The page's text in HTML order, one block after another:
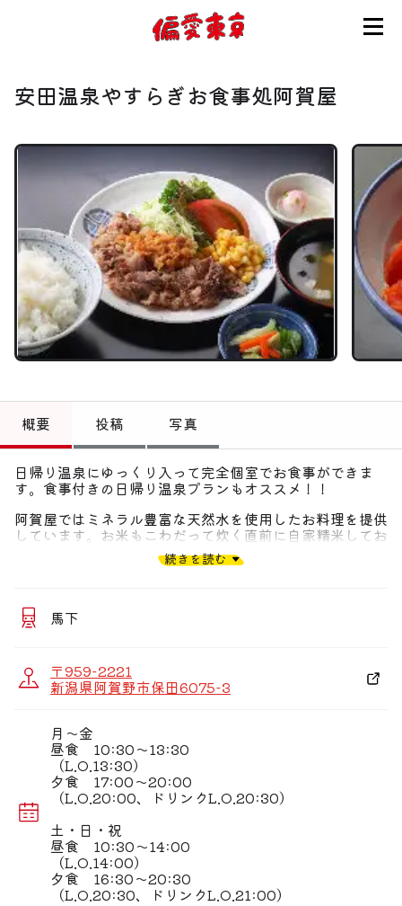
使い方
ログイン
会員登録
お知らせ
トップ
偏愛コミュニティ
投稿
偏愛記事
偏愛スポット
安田温泉やすらぎお食事処阿賀屋
概要 投稿 写真
日帰り温泉にゆっくり入って完全個室でお食事ができま
す。食事付きの日帰り温泉プランもオススメ！！
阿賀屋ではミネラル豊富な天然水を使用したお料理を提供
しています。お米もこわだって炊く直前に自家精米してお
い。
続きを読む
馬下
〒959-2221
新潟県阿賀野市保田6075-3
月〜金
昼食 10:30〜13:30
（L.O.13:30）
夕食 17:00〜20:00
（L.O.20:00、ドリンクL.O.20:30）
土・日・祝
昼食 10:30〜14:00
（L.O.14:00）
夕食 16:30〜20:30
（L.O.20:30、ドリンクL.O.21:00）